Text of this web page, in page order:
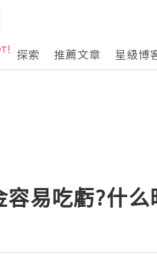
探索
推薦文章 星級博
易吃虧?什